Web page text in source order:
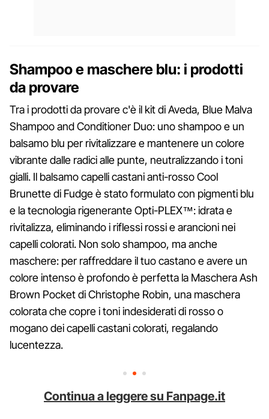
Shampoo e maschere blu: i prodotti
da provare
Tra i prodotti da provare c'è il kit di Aveda, Blue Malva
Shampoo and Conditioner Duo: uno shampoo e un
balsamo blu per rivitalizzare e mantenere un colore
vibrante dalle radici alle punte, neutralizzando i toni
gialli. Il balsamo capelli castani anti-rosso Cool
Brunette di Fudge è stato formulato con pigmenti blu
e la tecnologia rigenerante Opti-PLEX™: idrata e
rivitalizza, eliminando i riflessi rossi e arancioni nei
capelli colorati. Non solo shampoo, ma anche
maschere: per raffreddare il tuo castano e avere un
colore intenso è profondo è perfetta la Maschera Ash
Brown Pocket di Christophe Robin, una maschera
colorata che copre i toni indesiderati di rosso o
mogano dei capelli castani colorati, regalando
lucentezza.
Continua a leggere su Fanpage.it